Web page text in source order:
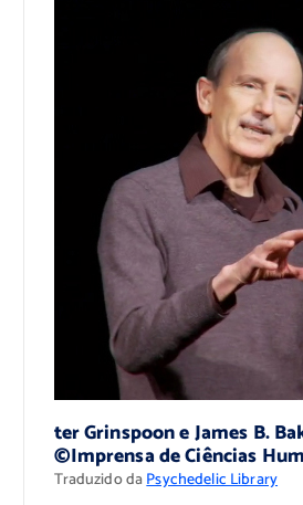
ter Grinspoon e James B.
©Imprensa de Ciências
Traduzido daPsychedelic Library